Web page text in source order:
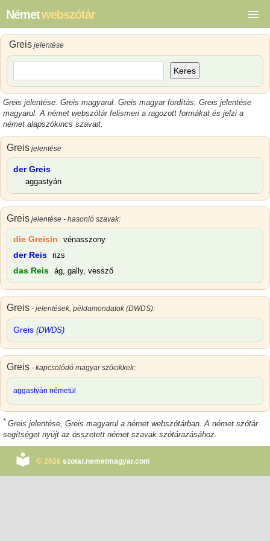
Németwebszótár
Greis jelentése
Keres
Greis jelentése. Greis magyarul. Greis magyarfordítás, Greis jelentése
magyarul. A német webszótár felismeri a ragozott formákat és jelzi a
német alapszókincs szavait.
Greis jelentése
der Greis
aggastyán
Greis jelentése - hasonló szavak:
die Greisin vénasszony
der Reis rizs
das Reis ág, gally, vessző
Greis - jelentések, példamondatok (DWDS):
Greis (DWDS)
Greis - kapcsolódó magyar szócikkek:
aggastyán németül
* Greis jelentése, Greis magyarul a német webszótárban. A német szótár
segítséget nyújt az összetett német szavak szótárazásához.
© 2026 szotar.nemetmagyar.com